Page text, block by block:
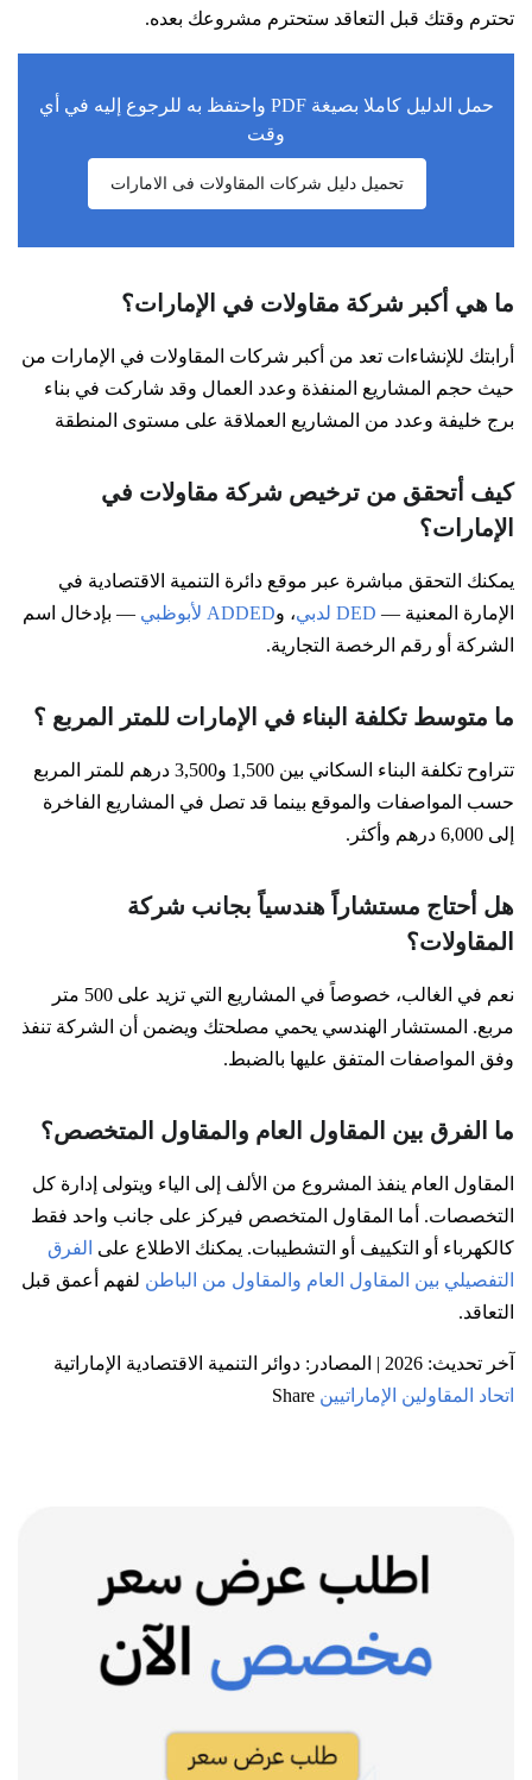
تحترم وقتك قبل التعاقد ستحترم مشروعك بعده.
حمل الدليل كاملا بصيغة PDF واحتفظ به للرجوع إليه في أي
وقت
تحميل دليل شركات المقاولات فى الامارات
ما هي أكبر شركة مقاولات في الإمارات؟
أرابتك للإنشاءات تعد من أكبر شركات المقاولات في الإمارات من
حيث حجم المشاريع المنفذة وعدد العمال وقد شاركت في بناء
برج خليفة وعدد من المشاريع العملاقة على مستوى المنطقة
كيف أتحقق من ترخيص شركة مقاولات في
الإمارات؟
يمكنك التحقق مباشرة عبر موقع دائرة التنمية الاقتصادية في
الإمارة المعنية — DED لدبي ، وADDED لأبوظبي
— بإدخال اسم
الشركة أو رقم الرخصة التجارية.
ما متوسط تكلفة البناء في الإمارات للمتر المربع ؟
تتراوح تكلفة البناء السكاني بين 1,500 و3,500 درهم للمتر المربع
حسب المواصفات والموقع بينما قد تصل في المشاريع الفاخرة
إلى 6,000 درهم وأكثر.
هل أحتاج مستشاراً هندسياً بجانب شركة
المقاولات؟
نعم في الغالب، خصوصاً في المشاريع التي تزيد على 500 متر
مربع. المستشار الهندسي يحمي مصلحتك ويضمن أن الشركة تنفذ
وفق المواصفات المتفق عليها بالضبط.
ما الفرق بين المقاول العام والمقاول المتخصص؟
المقاول العام ينفذ المشروع من الألف إلى الياء ويتولى إدارة كل
التخصصات. أما المقاول المتخصص فيركز على جانب واحد فقط
كالكهرباء أو التكييف أو التشطيبات. يمكنك الاطلاع على الفرق
التفصيلي بين المقاول العام والمقاول من الباطن لفهم أعمق قبل
التعاقد.
آخر تحديث: 2026 | المصادر: دوائر التنمية الاقتصادية الإماراتية
اتحاد المقاولين الإماراتيين